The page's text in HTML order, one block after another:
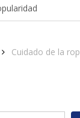
Cuidado de la